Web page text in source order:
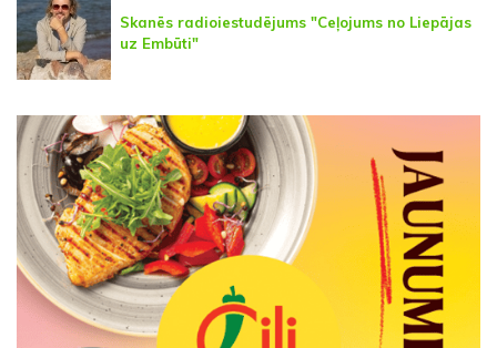
Skanēs radioiestudējums "Ceļojums no Liepājas
uz Embūti"